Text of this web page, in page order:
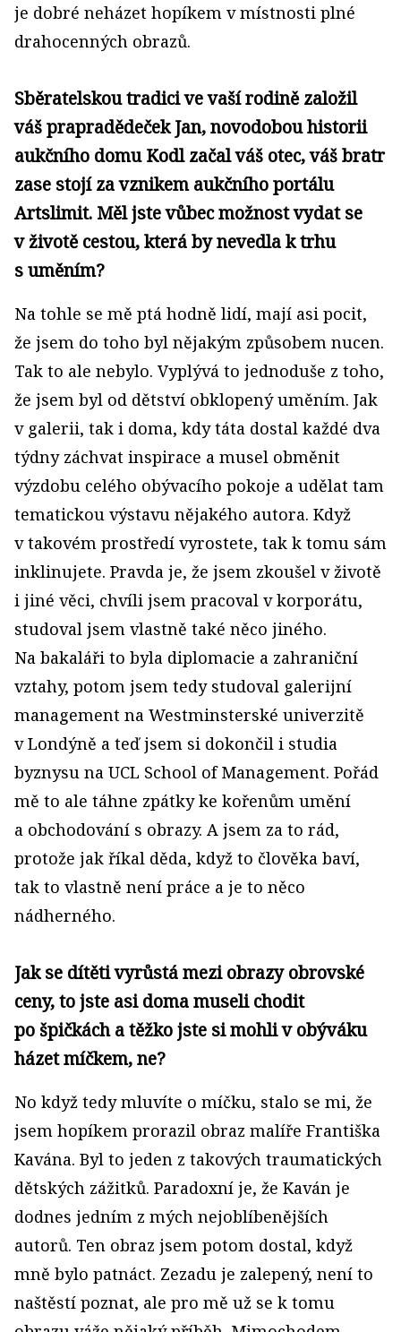
je dobré neházet hopíkem v místnosti plné
drahocenných obrazů.
Sběratelskou tradici ve vaší rodině založil
váš prapradědeček Jan, novodobou historii
aukčního domu Kodl začal váš otec, váš bratr
zase stojí za vznikem aukčního portálu
Artslimit. Měl jste vůbec možnost vydat se
v životě cestou, která by nevedla k trhu
s uměním?
Na tohle se mě ptá hodně lidí, mají asi pocit,
že jsem do toho byl nějakým způsobem nucen.
Tak to ale nebylo. Vyplývá to jednoduše z toho,
že jsem byl od dětství obklopený uměním. Jak
v galerii, tak i doma, kdy táta dostal každé dva
týdny záchvat inspirace a musel obměnit
výzdobu celého obývacího pokoje a udělat tam
tematickou výstavu nějakého autora. Když
v takovém prostředí vyrostete, tak k tomu sám
inklinujete. Pravda je, že jsem zkoušel v životě
i jiné věci, chvíli jsem pracoval v korporátu,
studoval jsem vlastně také něco jiného.
Na bakaláři to byla diplomacie a zahraniční
vztahy, potom jsem tedy studoval galerijní
management na Westminsterské univerzitě
v Londýně a teď jsem si dokončil i studia
byznysu na UCL School of Management. Pořád
mě to ale táhne zpátky ke kořenům umění
a obchodování s obrazy. A jsem za to rád,
protože jak říkal děda, když to člověka baví,
tak to vlastně není práce a je to něco
nádherného.
Jak se dítěti vyrůstá mezi obrazy obrovské
ceny, to jste asi doma museli chodit
po špičkách a těžko jste si mohli v obýváku
házet míčkem, ne?
No když tedy mluvíte o míčku, stalo se mi, že
jsem hopíkem prorazil obraz malíře Františka
Kavána. Byl to jeden z takových traumatických
dětských zážitků. Paradoxní je, že Kaván je
dodnes jedním z mých nejoblíbenějších
autorů. Ten obraz jsem potom dostal, když
mně bylo patnáct. Zezadu je zalepený, není to
naštěstí poznat, ale pro mě už se k tomu